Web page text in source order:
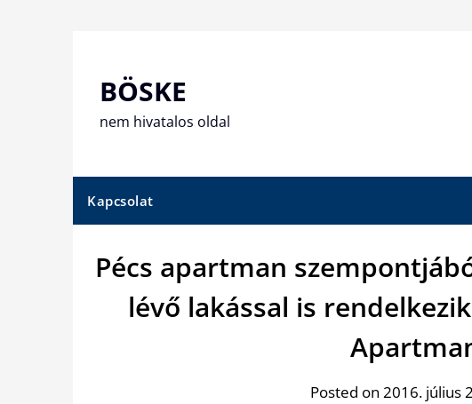
BÖSKE
nem hivatalos oldal
Kapcsolat
Pécs apartman
lévő lakással is
Posted on 2016. július